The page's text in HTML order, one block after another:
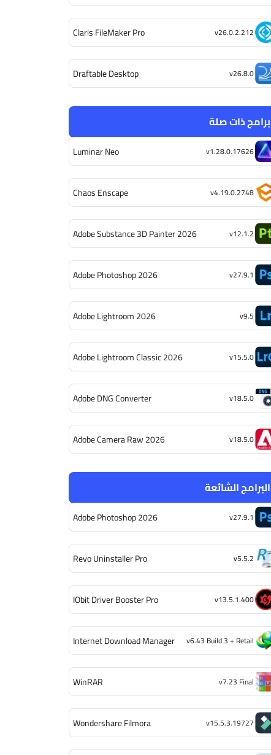
Claris FileMaker Pro v26.0.2.212
Draftable Desktop v26.8.0
برامج ذات صلة
Luminar Neo v1.28.0.17626
Chaos Enscape v4.19.0.2748
Adobe Substance 3D Painter 2026 v12.1.2
Adobe Photoshop 2026 v27.9.1
Adobe Lightroom 2026 v9.5
Adobe Lightroom Classic 2026 v15.5.0
Adobe DNG Converter v18.5.0
Adobe Camera Raw 2026 v18.5.0
البرامج الشائعة
Adobe Photoshop 2026 v27.9.1
Revo Uninstaller Pro v5.5.2
IObit Driver Booster Pro v13.5.1.400
Internet Download Manager v6.43 Build 3 + Retail
WinRAR v7.23 Final
Wondershare Filmora v15.5.3.19727